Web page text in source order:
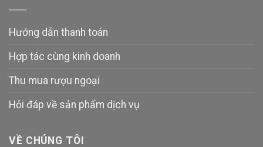
Hướng dẫn thanh toán
Hợp tác cùng kinh doanh
Thu mua rượu ngoại
Hỏi đáp về sản phẩm dịch vụ
VỀ CHÚNG TÔI